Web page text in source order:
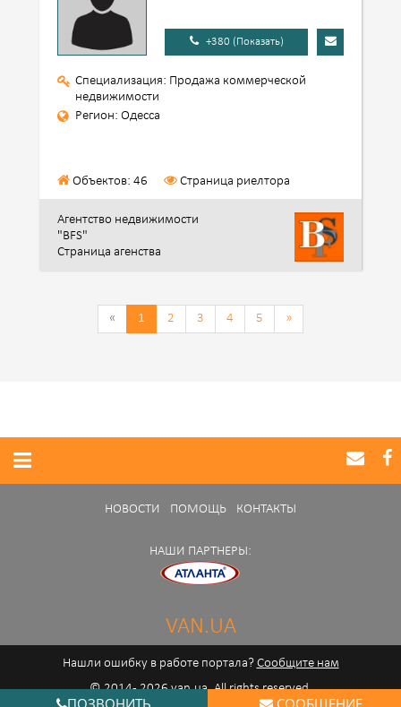
ПОЗВОНИТЬ СООБЩЕНИЕ
+380 (Показать)
Специализация: Продажа коммерческой
недвижимости
Регион: Одесса
Объектов: 46 Страница риелтора
Агентство недвижимости
"BFS"
Страница агенства
« 1 2 3 4 5 »
НОВОСТИ ПОМОЩЬ КОНТАКТЫ
НАШИ ПАРТНЕРЫ:
VAN.UA
Нашли ошибку в работе портала? Сообщите нам
© 2014 - 2026 van.ua. All rights reserved.